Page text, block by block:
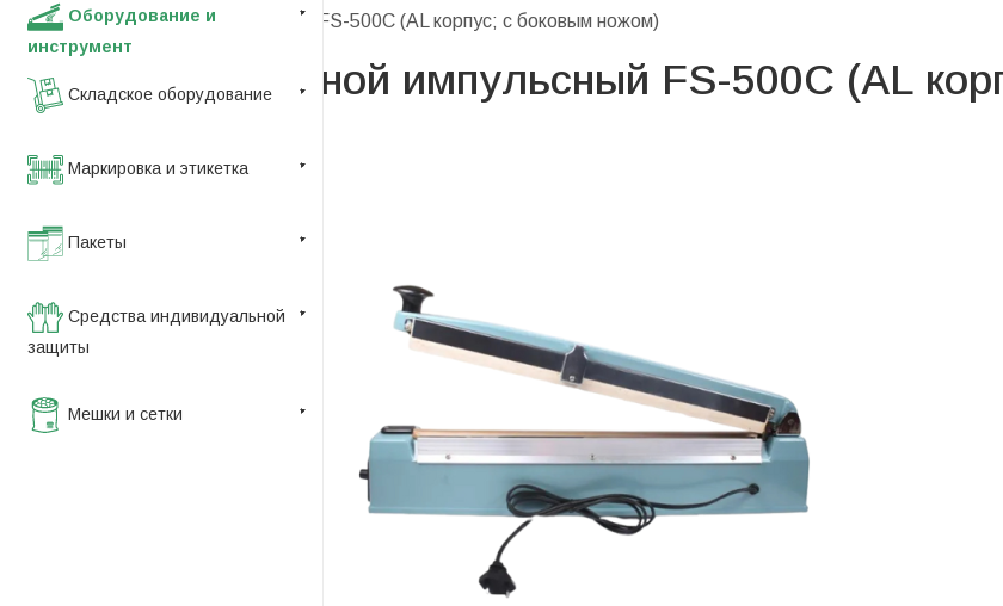
Оборудование и
инструмент
Складское оборудование
Маркировка и этикетка
Пакеты
Средства индивидуальной
защиты
Мешки и сетки
—Запайщик ручной импульсный FS-500C (AL корпус; с боковым ножом)
Запайщик ручной импульсный FS-500C (AL